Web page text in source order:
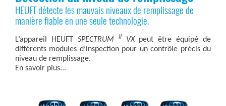
HEUFT détecte les mauvais niveaux de remplissage de
manière fiable en une seule technologie.
L’appareil HEUFT SPECTRUM IIVXpeut être équipé de
différents modules d’inspection pour un contrôle précis du
niveau de remplissage.
En savoir plus...